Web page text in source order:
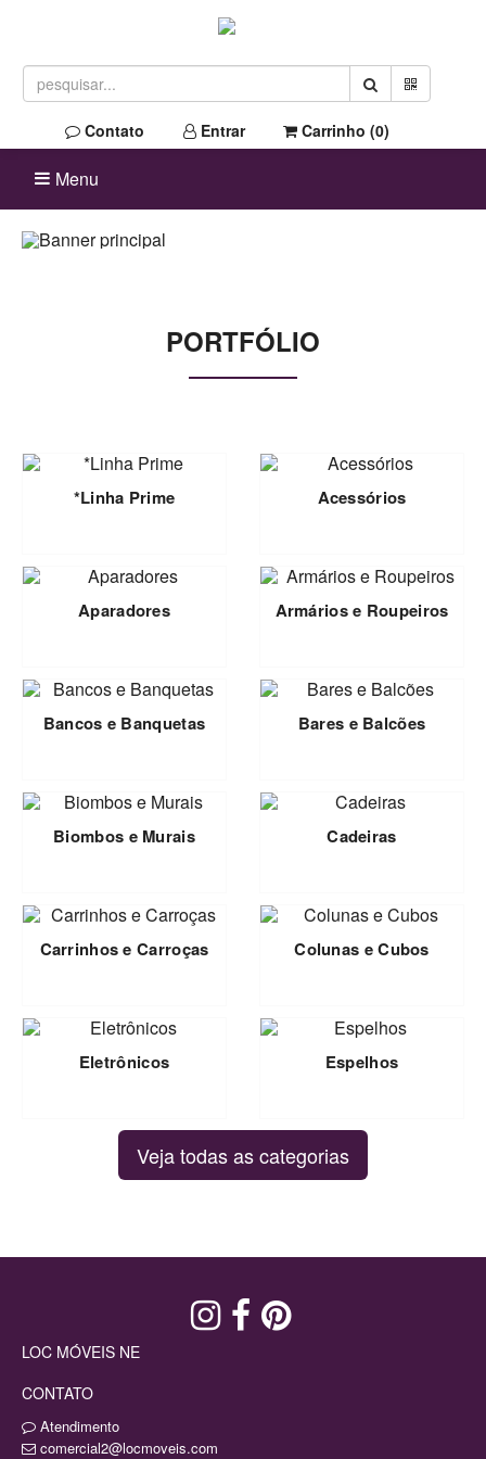
Contato Entrar Carrinho (0)
Menu
PORTFÓLIO
*Linha Prime Acessórios
Aparadores Armários e Roupeiros
Bancos e Banquetas Bares e Balcões
Biombos e Murais Cadeiras
Carrinhos e Carroças Colunas e Cubos
Eletrônicos Espelhos
Veja todas as categorias
LOC MÓVEIS NE
CONTATO
Atendimento
comercial2@locmoveis.com